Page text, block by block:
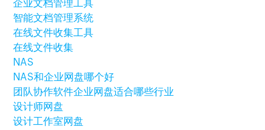
企业文档管理工具
智能文档管理系统
在线文件收集工具
在线文件收集
NAS
NAS和企业网盘哪个好
团队协作软件企业网盘适合哪些行业
设计师网盘
设计工作室网盘